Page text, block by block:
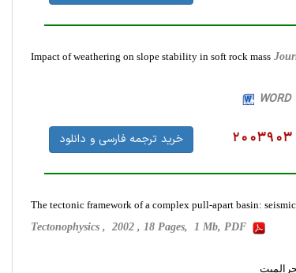
Impact of weathering on slope stability in soft rock mass
2003903 خرید ترجمه فارسی و دانلود
The tectonic framework of a complex pull-apart basin:
Tectonophysics , 2002 , 18 Pages, 1 Mb, PDF